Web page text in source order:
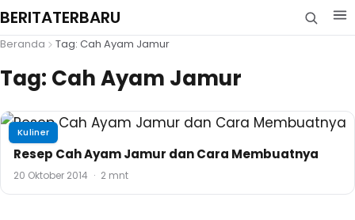
BERITATERBARU
Beranda Tag: Cah Ayam Jamur
Tag: Cah Ayam Jamur
Kuliner
Resep Cah Ayam Jamur dan Cara Membuatnya
20 Oktober 2014 · 2 mnt